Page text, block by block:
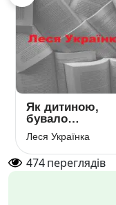
Як дитиною,
бувало…
Леся Українка
474переглядів